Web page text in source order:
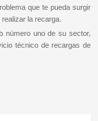
que te pueda surgir
la recarga.
número uno de su sector,
técnico de recargas de